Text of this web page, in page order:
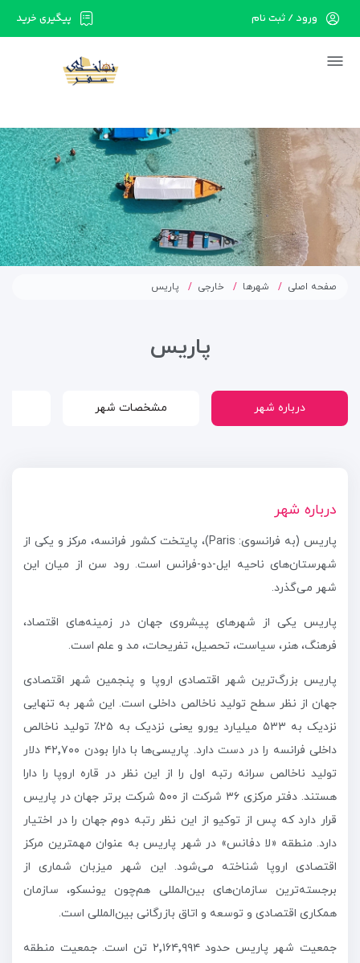
در حال حاضر ارتباط با سرور قطع می باشد لطفا
پیگیری خرید ورود / ثبت نام
صفحه اصلی شهرها خارجی پاریس
پاریس
درباره شهر مشخصات شهر
درباره شهر
پاریس (به فرانسوی: Paris)، پایتخت کشور فرانسه، مرکز و یکی از
شهرستان‌های ناحیه ایل-دو-فرانس است. رود سن از میان این
شهر می‌گذرد.
پاریس یکی از شهرهای پیشروی جهان در زمینه‌های اقتصاد،
فرهنگ، هنر، سیاست، تحصیل، تفریحات، مد و علم است.
پاریس بزرگ‌ترین شهر اقتصادی اروپا و پنجمین شهر اقتصادی
جهان از نظر سطح تولید ناخالص داخلی است. این شهر به تنهایی
نزدیک به ۵۳۳ میلیارد یورو یعنی نزدیک به ۲۵٪ تولید ناخالص
داخلی فرانسه را در دست دارد. پاریسی‌ها با دارا بودن ۴۲٬۷۰۰ دلار
تولید ناخالص سرانه رتبه اول را از این نظر در قاره اروپا را دارا
هستند. دفتر مرکزی ۳۶ شرکت از ۵۰۰ شرکت برتر جهان در پاریس
قرار دارد که پس از توکیو از این نظر رتبه دوم جهان را در اختیار
دارد. منطقه «لا دفانس» در شهر پاریس به عنوان مهمترین مرکز
اقتصادی اروپا شناخته می‌شود. این شهر میزبان شماری از
برجسته‌ترین سازمان‌های بین‌المللی هم‌چون یونسکو، سازمان
همکاری اقتصادی و توسعه و اتاق بازرگانی بین‌المللی است.
جمعیت شهر پاریس حدود ۲٬۱۶۴٬۹۹۴ تن است. جمعیت منطقه